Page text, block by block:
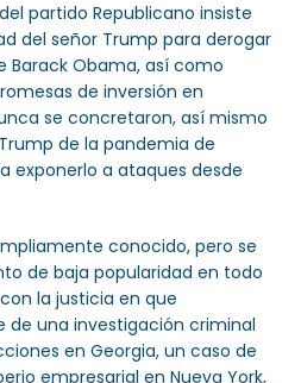
partido Republicano insiste
del señor Trump para derogar
Barack Obama, así como
de inversión en
se concretaron, así mismo
de la pandemia de
exponerlo a ataques desde
conocido, pero se
de baja popularidad en todo
la justicia en que
una investigación criminal
en Georgia, un caso de
empresarial en Nueva York,